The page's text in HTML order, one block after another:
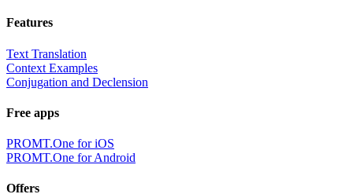
Features
Text Translation
Context Examples
Conjugation and Declension
Free apps
PROMT.One for iOS
PROMT.One for Android
Offers